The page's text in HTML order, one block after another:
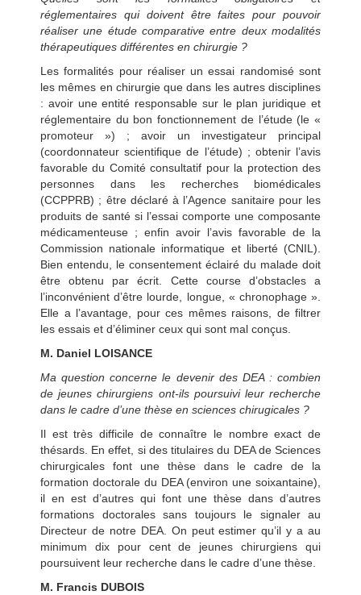
réglementaires qui doivent être faites pour pouvoir
réaliser une étude comparative entre deux modalités
thérapeutiques différentes en chirurgie ?
Les formalités pour réaliser un essai randomisé sont
les mêmes en chirurgie que dans les autres disciplines
: avoir une entité responsable sur le plan juridique et
réglementaire du bon fonctionnement de l’étude (le «
promoteur ») ; avoir un investigateur principal
(coordonnateur scientifique de l’étude) ; obtenir l’avis
favorable du Comité consultatif pour la protection des
personnes dans les recherches biomédicales
(CCPPRB) ; être déclaré à l’Agence sanitaire pour les
produits de santé si l’essai comporte une composante
médicamenteuse ; enfin avoir l’avis favorable de la
Commission nationale informatique et liberté (CNIL).
Bien entendu, le consentement éclairé du malade doit
être obtenu par écrit. Cette course d’obstacles a
l’inconvénient d’être lourde, longue, « chronophage ».
Elle a l’avantage, pour ces mêmes raisons, de filtrer
les essais et d’éliminer ceux qui sont mal conçus.
M. Daniel LOISANCE
Ma question concerne le devenir des DEA : combien
de jeunes chirurgiens ont-ils poursuivi leur recherche
dans le cadre d’une thèse en sciences chirugicales ?
Il est très difficile de connaître le nombre exact de
thésards. En effet, si des titulaires du DEA de Sciences
chirurgicales font une thèse dans le cadre de la
formation doctorale du DEA (environ une soixantaine),
il en est d’autres qui font une thèse dans d’autres
formations doctorales sans toujours le signaler au
Directeur de notre DEA. On peut estimer qu’il y a au
minimum dix pour cent de jeunes chirurgiens qui
poursuivent leur recherche dans le cadre d’une thèse.
M. Francis DUBOIS